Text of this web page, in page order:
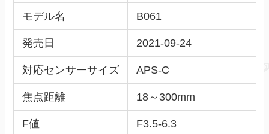
モデル名 B061
発売日 2021-09-24
対応センサーサイズ APS-C
焦点距離 18～300mm
F値 F3.5-6.3